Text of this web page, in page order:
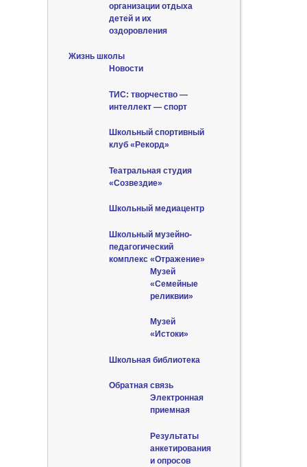
организации отдыха
детей и их
оздоровления
Жизнь школы
Новости
ТИС: творчество —
интеллект — спорт
Школьный спортивный
клуб «Рекорд»
Театральная студия
«Созвездие»
Школьный медиацентр
Школьный музейно-
педагогический
комплекс «Отражение»
Музей
«Семейные
реликвии»
Музей
«Истоки»
Школьная библиотека
Обратная связь
Электронная
приемная
Результаты
анкетирования
и опросов